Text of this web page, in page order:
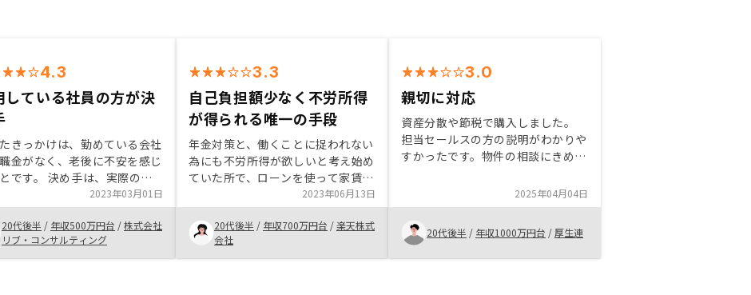
4.3
している社員の方が決
きっかけは、勤めている会社
金がなく、老後に不安を感じ
です。 決め手は、実際の社
方が過去にリノシーで物件を購
いることや社内がデジタル化
ていて、無駄なコストがかかっ
が購入者側の負担に転嫁する
少ないと感じております。
2023年03月01日
20代後半 / 年収500万円台 /株式会社
リブ・コンサルティング
3.3
自己負担額少なく不労所得
が得られる唯一の手段
年金対策と、働くことに捉われない
為にも不労所得が欲しいと考え始め
ていた所で、ローンを使って家賃収
入を得られる不動産投資に出会いま
した。自己資金も少なく大きな収入
を数十年後に得られるのが魅力的だ
と思いました。
2023年06月13日
20代後半 / 年収700万円台 /楽天株式
会社
3.0
親切に対応
資産分散や節税で購入しました。
担当セールスの方の説明がわかりや
すかったです。物件の相談にきめ細
だ他の担当者との連携や態度などは
非常に残念でした。他の方も是非購
入検討してみてください。
2025年04月04日
20代後半 / 年収1000万円台 / 厚生連